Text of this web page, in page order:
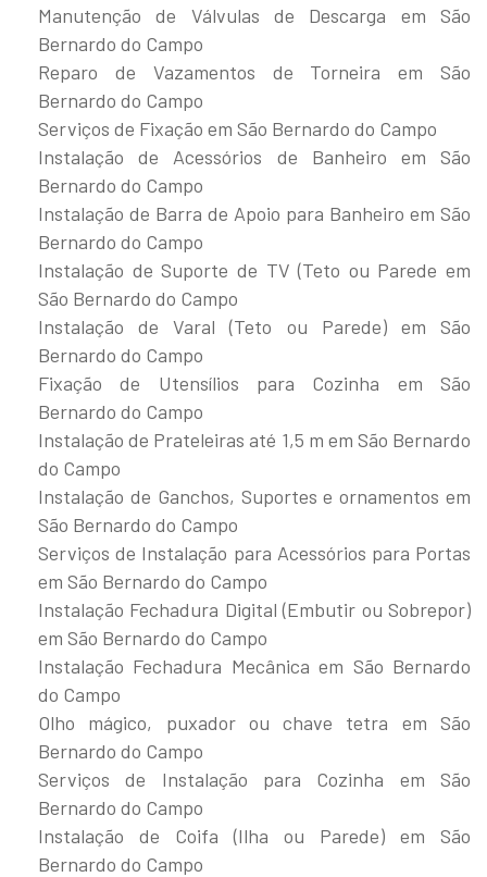
Manutenção de Válvulas de Descarga em São
Bernardo do Campo
Reparo de Vazamentos de Torneira em São
Bernardo do Campo
Serviços de Fixação em São Bernardo do Campo
Instalação de Acessórios de Banheiro em São
Bernardo do Campo
Instalação de Barra de Apoio para Banheiro em São
Bernardo do Campo
Instalação de Suporte de TV (Teto ou Parede em
São Bernardo do Campo
Instalação de Varal (Teto ou Parede) em São
Bernardo do Campo
Fixação de Utensílios para Cozinha em São
Bernardo do Campo
Instalação de Prateleiras até 1,5 m em São Bernardo
do Campo
Instalação de Ganchos, Suportes e ornamentos em
São Bernardo do Campo
Serviços de Instalação para Acessórios para Portas
em São Bernardo do Campo
Instalação Fechadura Digital (Embutir ou Sobrepor)
em São Bernardo do Campo
Instalação Fechadura Mecânica em São Bernardo
do Campo
Olho mágico, puxador ou chave tetra em São
Bernardo do Campo
Serviços de Instalação para Cozinha em São
Bernardo do Campo
Instalação de Coifa (Ilha ou Parede) em São
Bernardo do Campo